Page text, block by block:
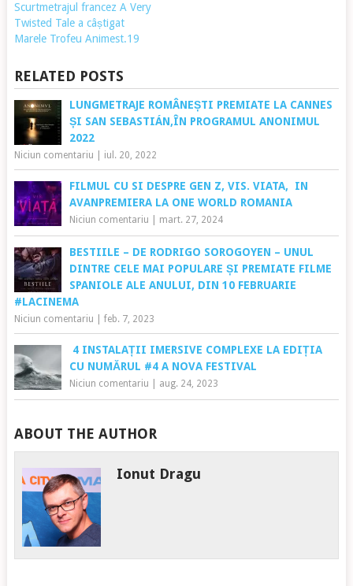
Scurtmetrajul francez A Very
Twisted Tale a câștigat
Marele Trofeu Animest.19
RELATED POSTS
LUNGMETRAJE ROMÂNEȘTI PREMIATE LA CANNES
ȘI SAN SEBASTIÁN,ÎN PROGRAMUL ANONIMUL
2022
Niciun comentariu iul. 20, 2022
FILMUL CU SI DESPRE GEN Z, VIS. VIATA, IN
AVANPREMIERA LA ONE WORLD ROMANIA
Niciun comentariu mart. 27, 2024
BESTIILE – DE RODRIGO SOROGOYEN – UNUL
DINTRE CELE MAI POPULARE ȘI PREMIATE FILME
SPANIOLE ALE ANULUI, DIN 10 FEBRUARIE
#LACINEMA
Niciun comentariu feb. 7, 2023
4 INSTALAȚII IMERSIVE COMPLEXE LA EDIȚIA
CU NUMĂRUL #4 A NOVA FESTIVAL
Niciun comentariu aug. 24, 2023
ABOUT THE AUTHOR
Ionut Dragu